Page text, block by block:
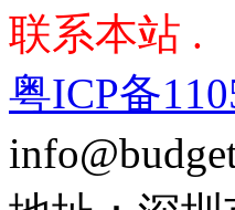
联系本站 .
粤ICP备